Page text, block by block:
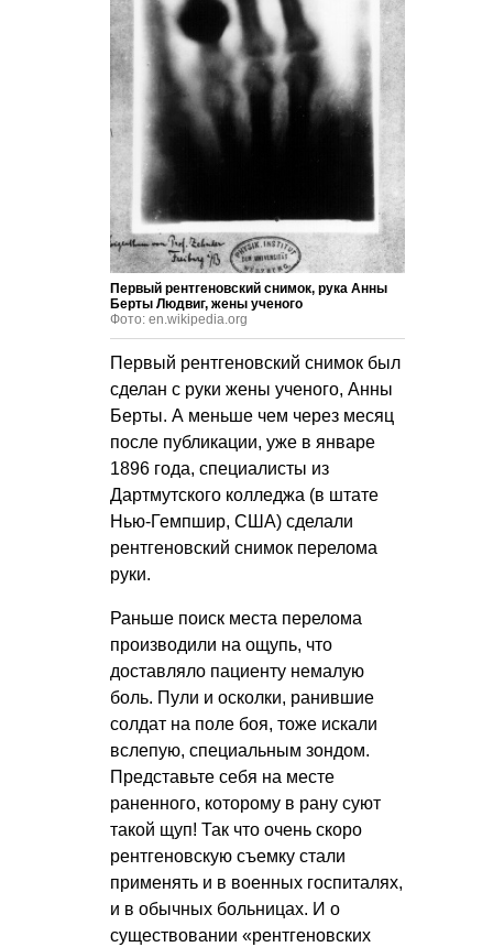
Первый рентгеновский снимок, рука Анны
Берты Людвиг, жены ученого
Фото: en.wikipedia.org
Первый рентгеновский снимок был
сделан с руки жены ученого, Анны
Берты. А меньше чем через месяц
после публикации, уже в январе
1896 года, специалисты из
Дартмутского колледжа (в штате
Нью-Гемпшир, США) сделали
рентгеновский снимок перелома
руки.
Раньше поиск места перелома
производили на ощупь, что
доставляло пациенту немалую
боль. Пули и осколки, ранившие
солдат на поле боя, тоже искали
вслепую, специальным зондом.
Представьте себя на месте
раненного, которому в рану суют
такой щуп! Так что очень скоро
рентгеновскую съемку стали
применять и в военных госпиталях,
и в обычных больницах. И о
существовании «рентгеновских